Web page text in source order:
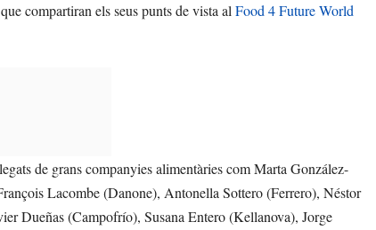
compartiran els seus punts de vista al Food 4 Future World
de grans companyies alimentàries com Marta González-
Lacombe (Danone), Antonella Sottero (Ferrero), Néstor
Dueñas (Campofrío), Susana Entero (Kellanova), Jorge